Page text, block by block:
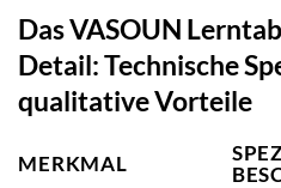
Das VASOUN
Detail: Technische
qualitative Vorteile
MERKMAL